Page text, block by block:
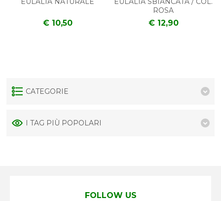
€ 10,50
ROSA
€ 12,90
CATEGORIE
I TAG PIÙ POPOLARI
FOLLOW US